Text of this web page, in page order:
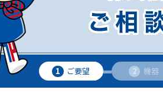
1 ご要望 2 機器